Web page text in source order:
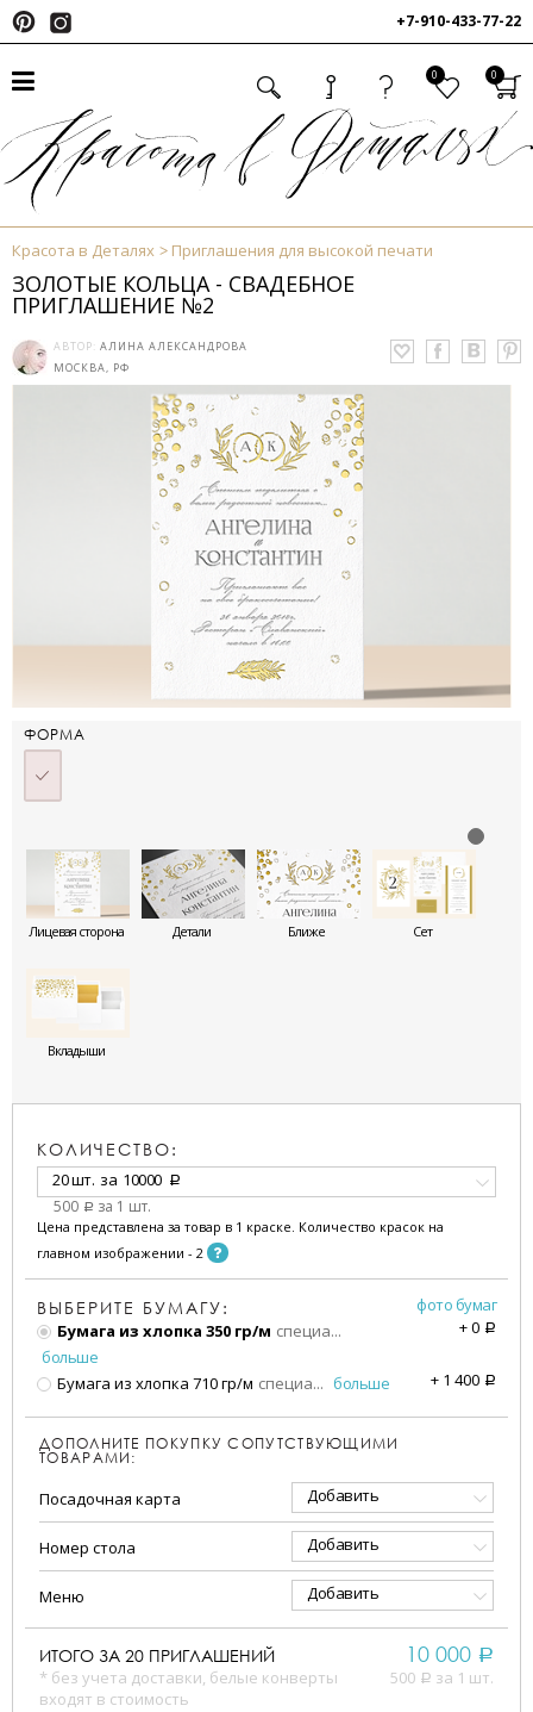
+7-910-433-77-22
0 0
Красота в Деталях Приглашения для высокой печати
ЗОЛОТЫЕ КОЛЬЦА - СВАДЕБНОЕ
ПРИГЛАШЕНИЕ №2
АВТОР: АЛИНА АЛЕКСАНДРОВА
МОСКВА, РФ
ФОРМА
Лицевая сторона Детали Ближе Сет
Вкладыши
КОЛИЧЕСТВО:
20 шт. за 10000 a
500 a за 1 шт.
Цена представлена за товар в 1 краске. Количество красок на
главном изображении - 2
ВЫБЕРИТЕ БУМАГУ:
фото бумаг
Бумага из хлопка 350 гр/м специа...
больше
+0 a
Бумага из хлопка 710 гр/м специа... больше + 1 400 a
ДОПОЛНИТЕ ПОКУПКУ СОПУТСТВУЮЩИМИ
ТОВАРАМИ:
Посадочная карта Добавить
Номер стола Добавить
Меню Добавить
ИТОГО ЗА 20 ПРИГЛАШЕНИЙ
* без учета доставки, белые конверты
входят в стоимость
10 000 a
500 a за 1 шт.